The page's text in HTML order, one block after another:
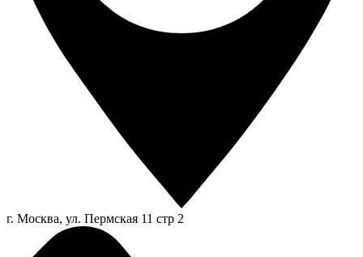
г. Москва, ул. Пермская 11 стр 2